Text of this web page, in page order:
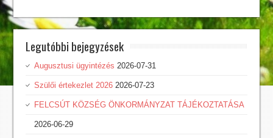
Legutóbbi bejegyzések
Augusztusi ügyintézés 2026-07-31
Szülői értekezlet 2026 2026-07-23
FELCSÚT KÖZSÉG ÖNKORMÁNYZAT TÁJÉKOZTATÁSA
2026-06-29